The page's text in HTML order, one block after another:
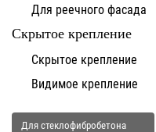
Для реечного фасада
Скрытое крепление
Скрытое крепление
Видимое крепление
Для стеклофибробетона